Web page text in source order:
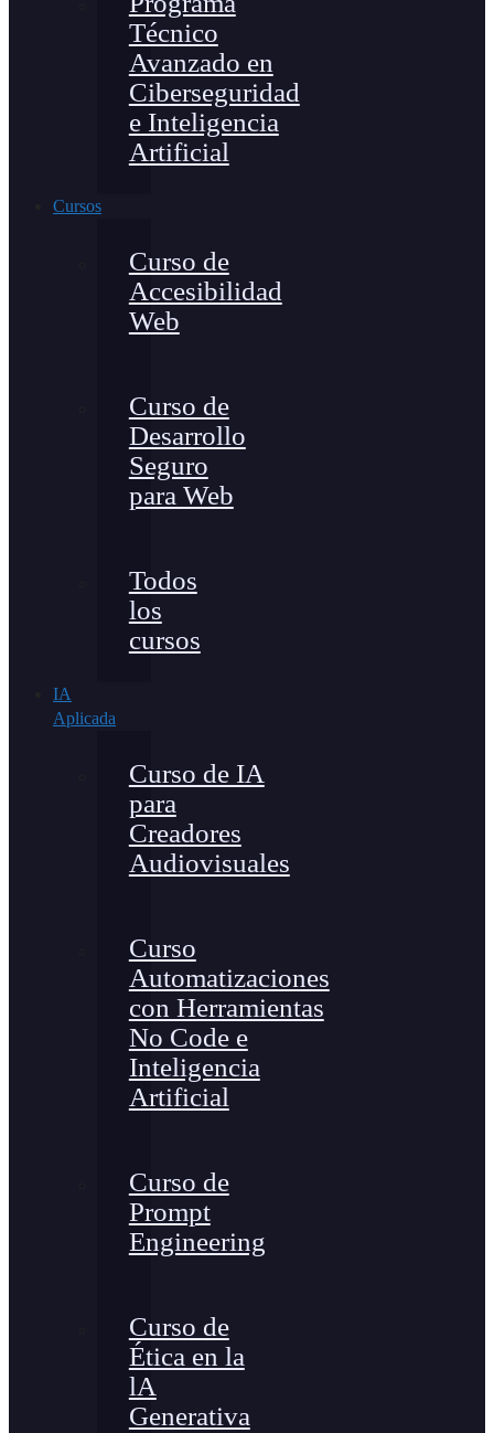
Técnico
Avanzado en
Ciberseguridad
e Inteligencia
Artificial
Cursos
Curso de
Accesibilidad
Web
Curso de
Desarrollo
Seguro
para Web
Todos
los
cursos
IA
Aplicada
Curso de IA
para
Creadores
Audiovisuales
Curso
Automatizaciones
con Herramientas
No Code e
Inteligencia
Artificial
Curso de
Prompt
Engineering
Curso de
Ética en la
lA
Generativa